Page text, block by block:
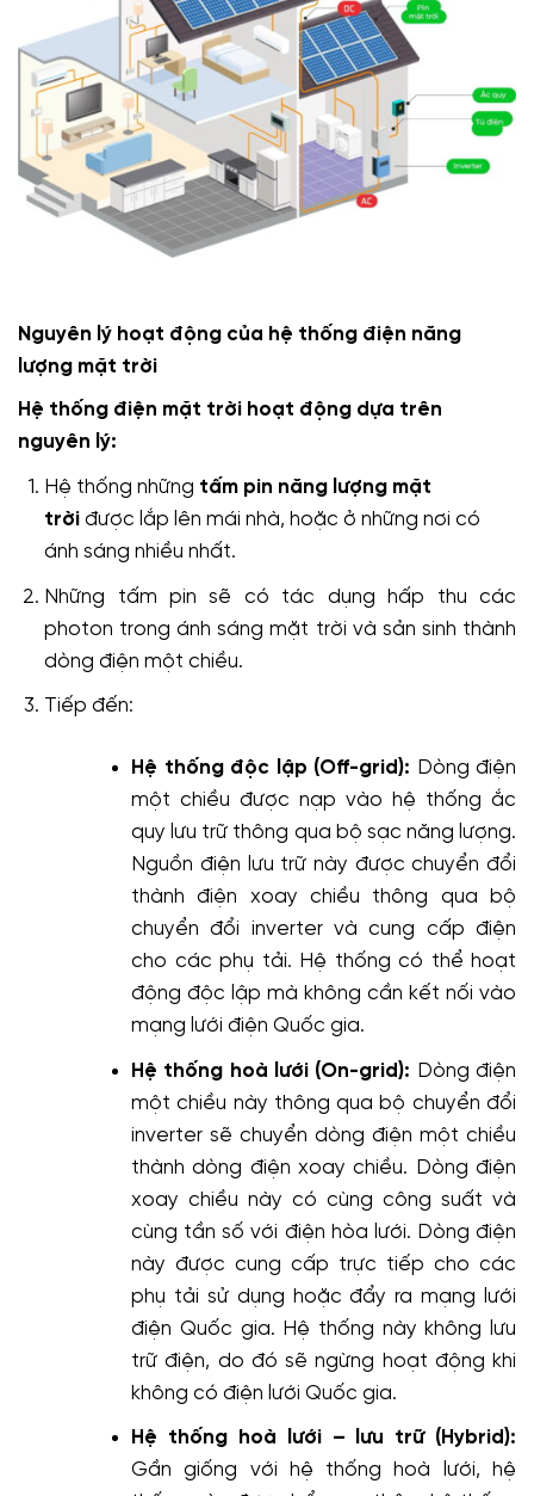
Nguyên lý hoạt động của hệ thống điện năng
lượng mặt trời
Hệ thống điện mặt trời hoạt động dựa trên
nguyên lý:
Hệ thống những tấm pin năng lượng mặt
trời được lắp lên mái nhà, hoặc ở những nơi có
ánh sáng nhiều nhất.
Những tấm pin sẽ có tác dụng hấp thu các
photon trong ánh sáng mặt trời và sản sinh thành
dòng điện một chiều.
Tiếp đến:
Hệ thống độc lập (Off-grid): Dòng điện
một chiều được nạp vào hệ thống ắc
quy lưu trữ thông qua bộ sạc năng lượng.
Nguồn điện lưu trữ này được chuyển đổi
thành điện xoay chiều thông qua bộ
chuyển đổi inverter và cung cấp điện
cho các phụ tải. Hệ thống có thể hoạt
động độc lập mà không cần kết nối vào
mạng lưới điện Quốc gia.
Hệ thống hoà lưới (On-grid): Dòng điện
một chiều này thông qua bộ chuyển đổi
inverter sẽ chuyển dòng điện một chiều
thành dòng điện xoay chiều. Dòng điện
xoay chiều này có cùng công suất và
cùng tần số với điện hòa lưới. Dòng điện
này được cung cấp trực tiếp cho các
phụ tải sử dụng hoặc đẩy ra mạng lưới
điện Quốc gia. Hệ thống này không lưu
trữ điện, do đó sẽ ngừng hoạt động khi
không có điện lưới Quốc gia.
Hệ thống hoà lưới – lưu trữ (Hybrid):
Gần giống với hệ thống hoà lưới, hệ